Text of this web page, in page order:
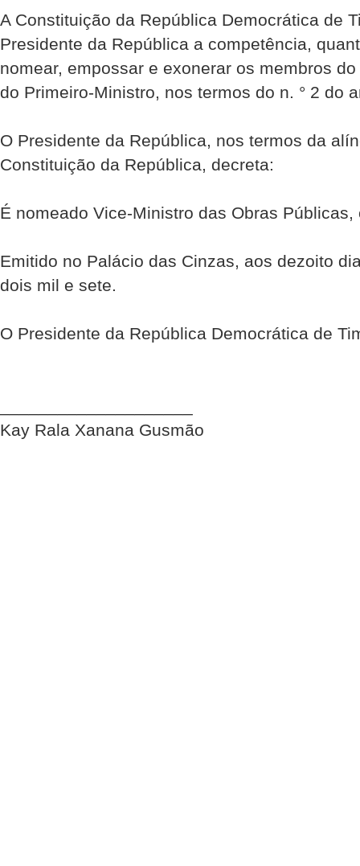
A Constituição da República Democrática de
Presidente da República a competência,
nomear, empossar e exonerar os membros
do Primeiro-Ministro, nos termos do n. ° 2 do
O Presidente da República, nos termos da
Constituição da República, decreta:
É nomeado Vice-Ministro das Obras Públicas,
Emitido no Palácio das Cinzas, aos dezoito
dois mil e sete.
O Presidente da República Democrática de
Kay Rala Xanana Gusmão